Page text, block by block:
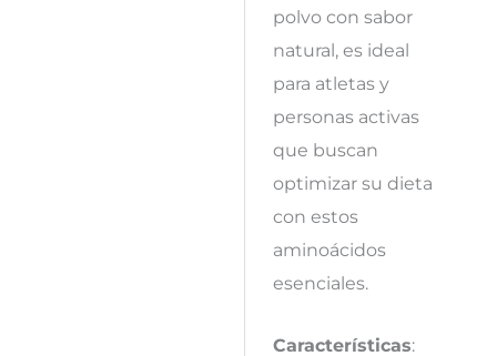
polvo con sabor
natural, es ideal
para atletas y
personas activas
que buscan
optimizar su dieta
con estos
aminoácidos
esenciales.
Características: